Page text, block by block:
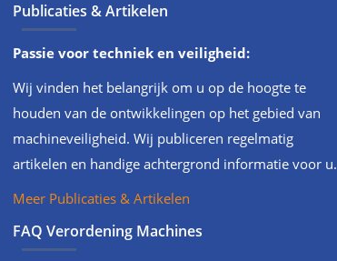
Publicaties & Artikelen
Passie voor techniek en veiligheid:
Wij vinden het belangrijk om u op de hoogte te
houden van de ontwikkelingen op het gebied van
machineveiligheid. Wij publiceren regelmatig
artikelen en handige achtergrond informatie voor u.
Meer Publicaties & Artikelen
FAQ Verordening Machines